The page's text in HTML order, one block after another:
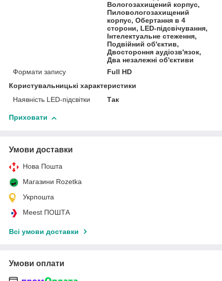
Вологозахищений корпус,
Пиловологозахищений
корпус, Обертання в 4
сторони, LED-підсвічування,
Інтелектуальне стеження,
Подвійний об'єктив,
Двостороння аудіозв'язок,
Два незалежні об'єктиви
Формати запису
Full HD
Користувальницькі характеристики
Наявність LED-підсвітки
Так
Приховати
Умови доставки
Нова Пошта
Магазини Rozetka
Укрпошта
Meest ПОШТА
Всі умови доставки
Умови оплати